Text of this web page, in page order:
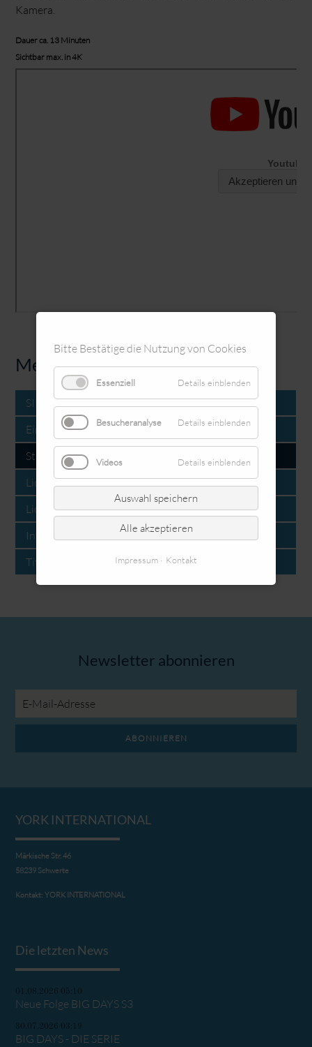
Kamera.
Dauer ca. 13 Minuten
Sichtbar max. in 4K
Menue
SILVESTER 2020 - Das Ende einer Ära? - Der Film
Einen Tag im Mooskamp (2020)
Stadtbahnen Dortmund (09/2019)
Lichterfest Fredenbaum 2019
Lichterfest Westfalenpark 2019
Intermodellbau 2019
Titanic (Paint) [2011]
Newsletter abonnieren
Adresse
ABONNIEREN
YORK INTERNATIONAL
Märkische Str. 46
58239 Schwerte
Kontakt:YORK INTERNATIONAL
Die letzten News
01.08.2026 05:10
Neue Folge BIG DAYS S3
30.07.2026 03:19
BIG DAYS - DIE SERIE
Bitte Bestätige die Nutzung von Cookies
Essenziell Details einblenden
Besucheranalyse Details einblenden
Videos Details einblenden
Auswahl speichern
Alle akzeptieren
Impressum Kontakt